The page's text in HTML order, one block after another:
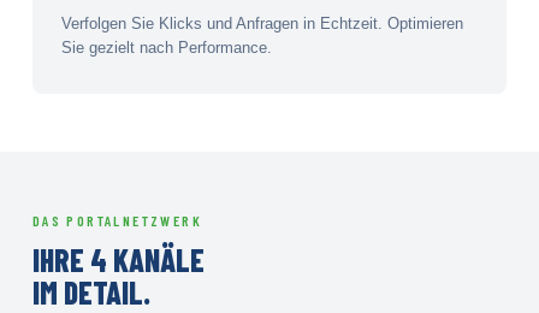
Verfolgen Sie Klicks und Anfragen in Echtzeit. Optimieren
Sie gezielt nach Performance.
DAS PORTALNETZWERK
IHRE 4 KANÄLE
IM DETAIL.